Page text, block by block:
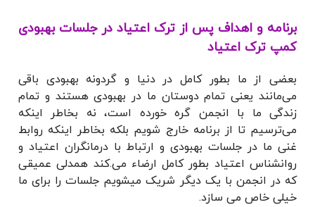
برنامه و اهداف پس از ترک اعتیاد در جلسات بهبودی
کمپ ترک اعتیاد
بعضی از ما بطور کامل در دنیا و گردونه بهبودی باقی
می‌مانند یعنی تمام دوستان ما در بهبودی هستند و تمام
زندگی ما با انجمن گره خورده است، نه بخاطر اینکه
می‌ترسیم تا از برنامه خارج شویم بلکه بخاطر اینکه روابط
غنی ما در جلسات بهبودی و ارتباط با درمانگران اعتیاد و
روانشناس اعتیاد بطور کامل ارضاء می.کند همدلی عمیقی
که در انجمن با یک دیگر شریک میشویم جلسات را برای ما
خیلی خاص می سازد.